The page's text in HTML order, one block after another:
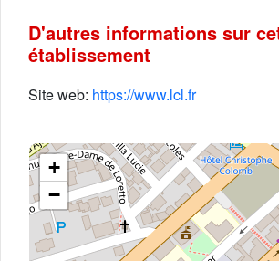
D'autres informations sur
établissement
Site web: https://www.lcl.fr
+
−